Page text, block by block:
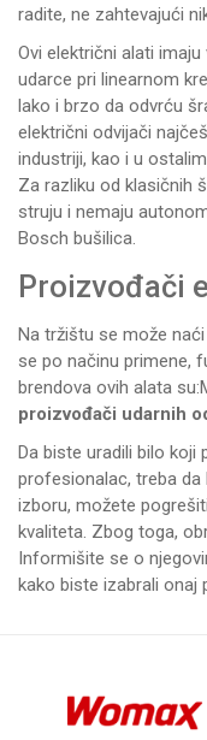
radite, ne zahtevajući
Ovi električni alati
udarce pri linearnom
lako i brzo da odvrću
električni odvijači
industriji, kao i u
Za razliku od klasičnih
struju i nemaju
Bosch bušilica.
Proizvođači
Na tržištu se može
se po načinu primene,
brendova ovih alata
proizvođači udarnih
Da biste uradili bilo
profesionalac, treba da
izboru, možete
kvaliteta. Zbog toga,
Informišite se o
kako biste izabrali onaj